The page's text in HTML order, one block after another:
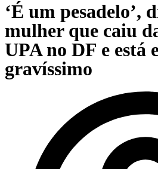
‘É um pesadelo’,
mulher que caiu
UPA no DF e está
gravíssimo